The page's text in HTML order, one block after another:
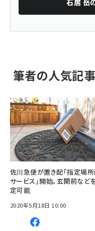
筆者の人気記事
佐川急便が置き配「指定場
サービス」開始。玄関前など
定可能
2020年5月18日 10:00